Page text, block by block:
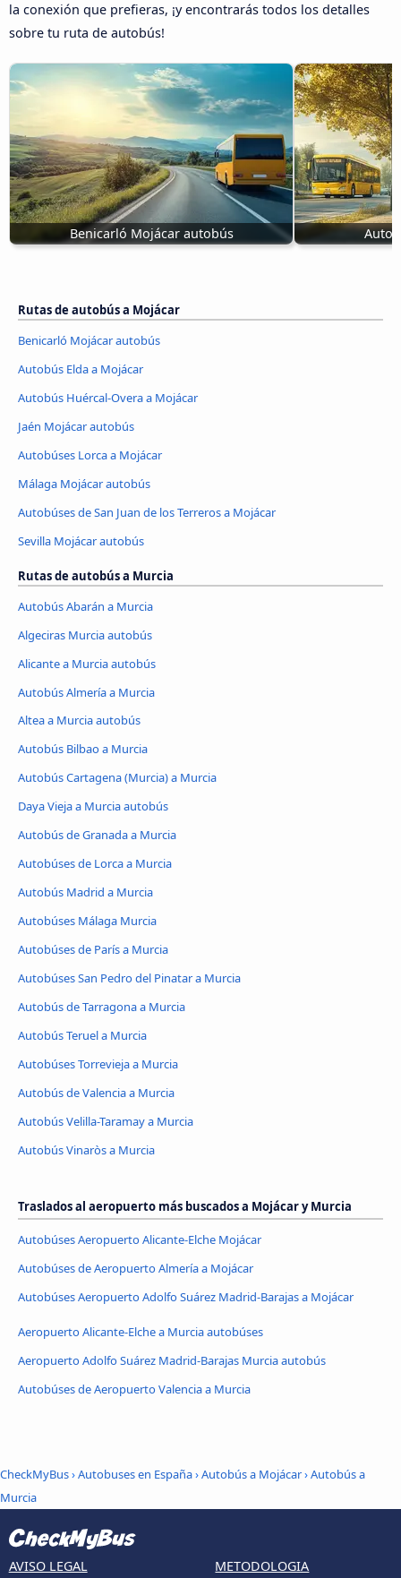
la conexión que prefieras, ¡y encontrarás todos los detalles
sobre tu ruta de autobús!
Benicarló Mojácar autobús
Rutas de autobús a Mojácar
Benicarló Mojácar autobús
Autobús Elda a Mojácar
Autobús Huércal-Overa a Mojácar
Jaén Mojácar autobús
Autobúses Lorca a Mojácar
Málaga Mojácar autobús
Autobúses de San Juan de los Terreros a Mojácar
Sevilla Mojácar autobús
Rutas de autobús a Murcia
Autobús Abarán a Murcia
Algeciras Murcia autobús
Alicante a Murcia autobús
Autobús Almería a Murcia
Altea a Murcia autobús
Autobús Bilbao a Murcia
Autobús Cartagena (Murcia) a Murcia
Daya Vieja a Murcia autobús
Autobús de Granada a Murcia
Autobúses de Lorca a Murcia
Autobús Madrid a Murcia
Autobúses Málaga Murcia
Autobúses de París a Murcia
Autobúses San Pedro del Pinatar a Murcia
Autobús de Tarragona a Murcia
Autobús Teruel a Murcia
Autobúses Torrevieja a Murcia
Autobús de Valencia a Murcia
Autobús Velilla-Taramay a Murcia
Autobús Vinaròs a Murcia
Traslados al aeropuerto más buscados a Mojácar y Murcia
Autobúses Aeropuerto Alicante-Elche Mojácar
Autobúses de Aeropuerto Almería a Mojácar
Autobúses Aeropuerto Adolfo Suárez Madrid-Barajas a Mojácar
Aeropuerto Alicante-Elche a Murcia autobúses
Aeropuerto Adolfo Suárez Madrid-Barajas Murcia autobús
Autobúses de Aeropuerto Valencia a Murcia
CheckMyBus›Autobuses en España›Autobús a Mojácar›Autobús a
Murcia
AVISO LEGAL METODOLOGIA